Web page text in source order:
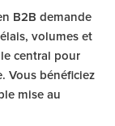
B2B demande
volumes et
central pour
Vous bénéficiez
mise au